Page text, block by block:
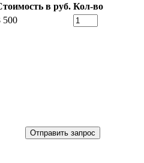
в руб. Кол-во
500
Отправить запрос